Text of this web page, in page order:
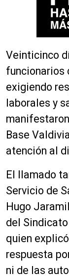
Veinticinco
funcionarios
exigiendo
laborales y
Base
atención al
El llamado
Servicio de
Hugo
del
quien
respuesta
ni de las